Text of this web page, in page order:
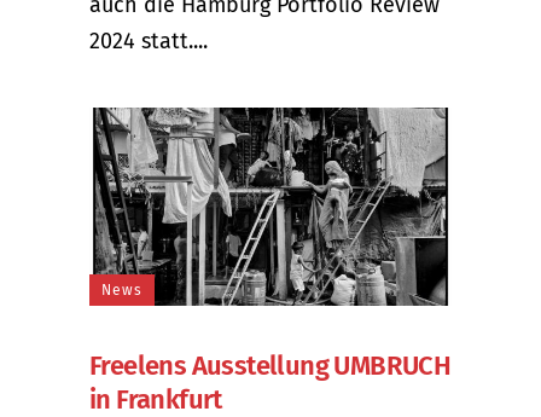
2024 statt....
News
Freelens Ausstellung UMBRUCH
in Frankfurt